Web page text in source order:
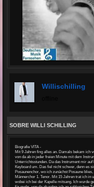
Willischilling
SOBRE WILLI SCHILLING
Biografie VITA -
Mit 9 Jahren fing alles an. Damals bekam ich
von da ab in jeder freien Minute mit dem
Unterrichtsstunden. Da das Instrument mir
Keyboard um. Das fiel nicht schwer, denn es
Posaunenchor, wo ich zunächst Posaune
Männerchor 1. Tenor. Mit 15 Jahren trat ich
wobei ich bei der Kapelle mitsang. Ich wurde